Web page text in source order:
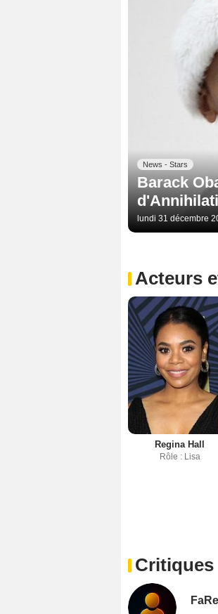
News - Stars
Barack
lundi 31 décembre
Acteurs
Regina Hall
Rôle : Lisa